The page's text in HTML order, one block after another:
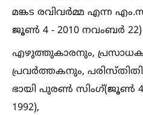
മങ്കട രവിവർമ്മ എന്ന
ജൂണ്‍ 4 - 2010 നവംബർ 22)
എഴുത്തുകാരനും,
പ്രവർത്തകനും,
ഭായി പുരണ്‍ സിംഗ്(ജൂണ്‍
1992),